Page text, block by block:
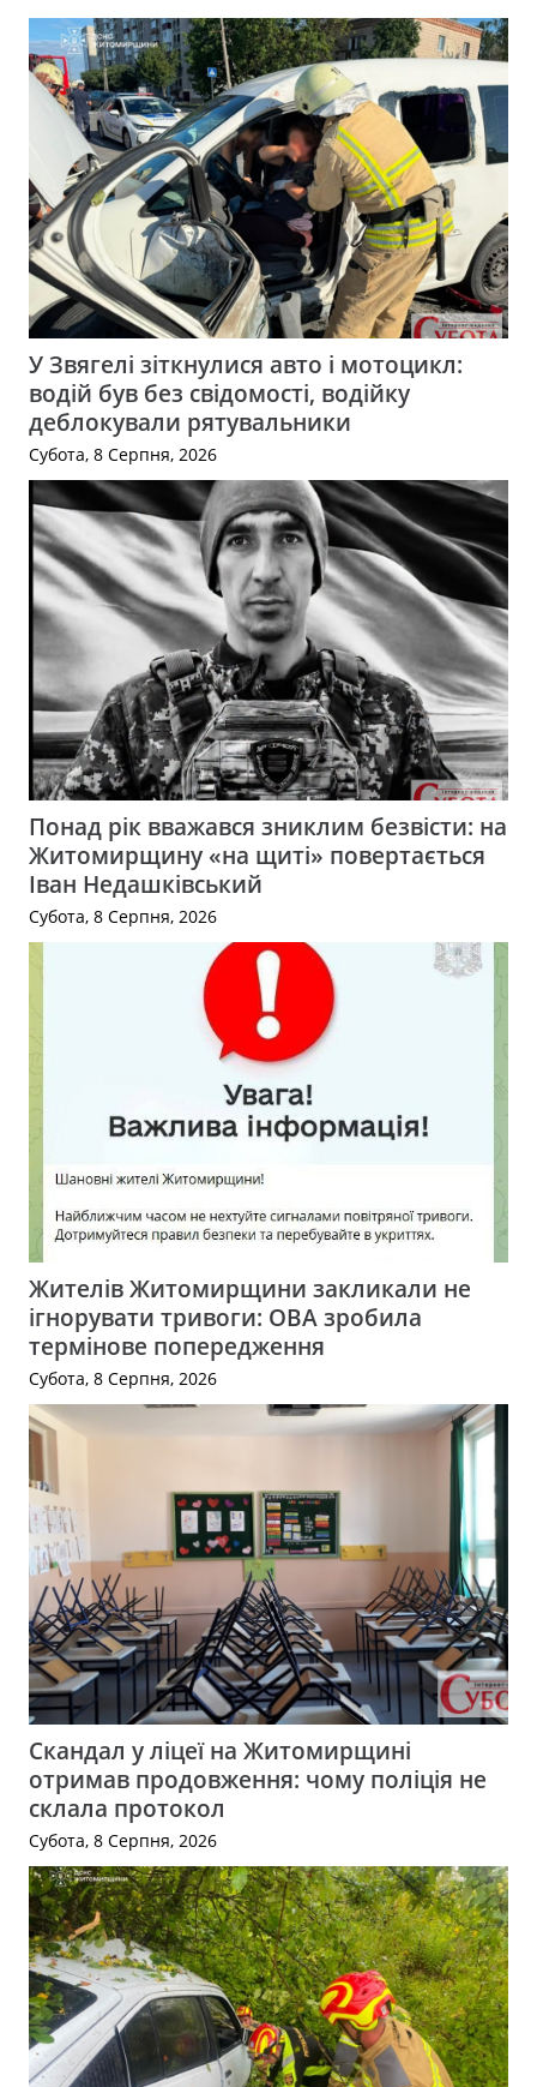
У Звягелі зіткнулися авто і мотоцикл:
водій був без свідомості, водійку
деблокували рятувальники
Субота, 8 Серпня, 2026
Понад рік вважався зниклим безвісти: на
Житомирщину «на щиті» повертається
Іван Недашківський
Субота, 8 Серпня, 2026
Жителів Житомирщини закликали не
ігнорувати тривоги: ОВА зробила
термінове попередження
Субота, 8 Серпня, 2026
Скандал у ліцеї на Житомирщині
отримав продовження: чому поліція не
склала протокол
Субота, 8 Серпня, 2026